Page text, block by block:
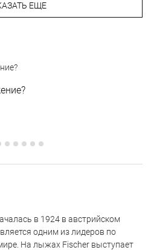
ЕЩЕ
в 1924 в австрийском
одним из лидеров по
На лыжах Fischer выступает